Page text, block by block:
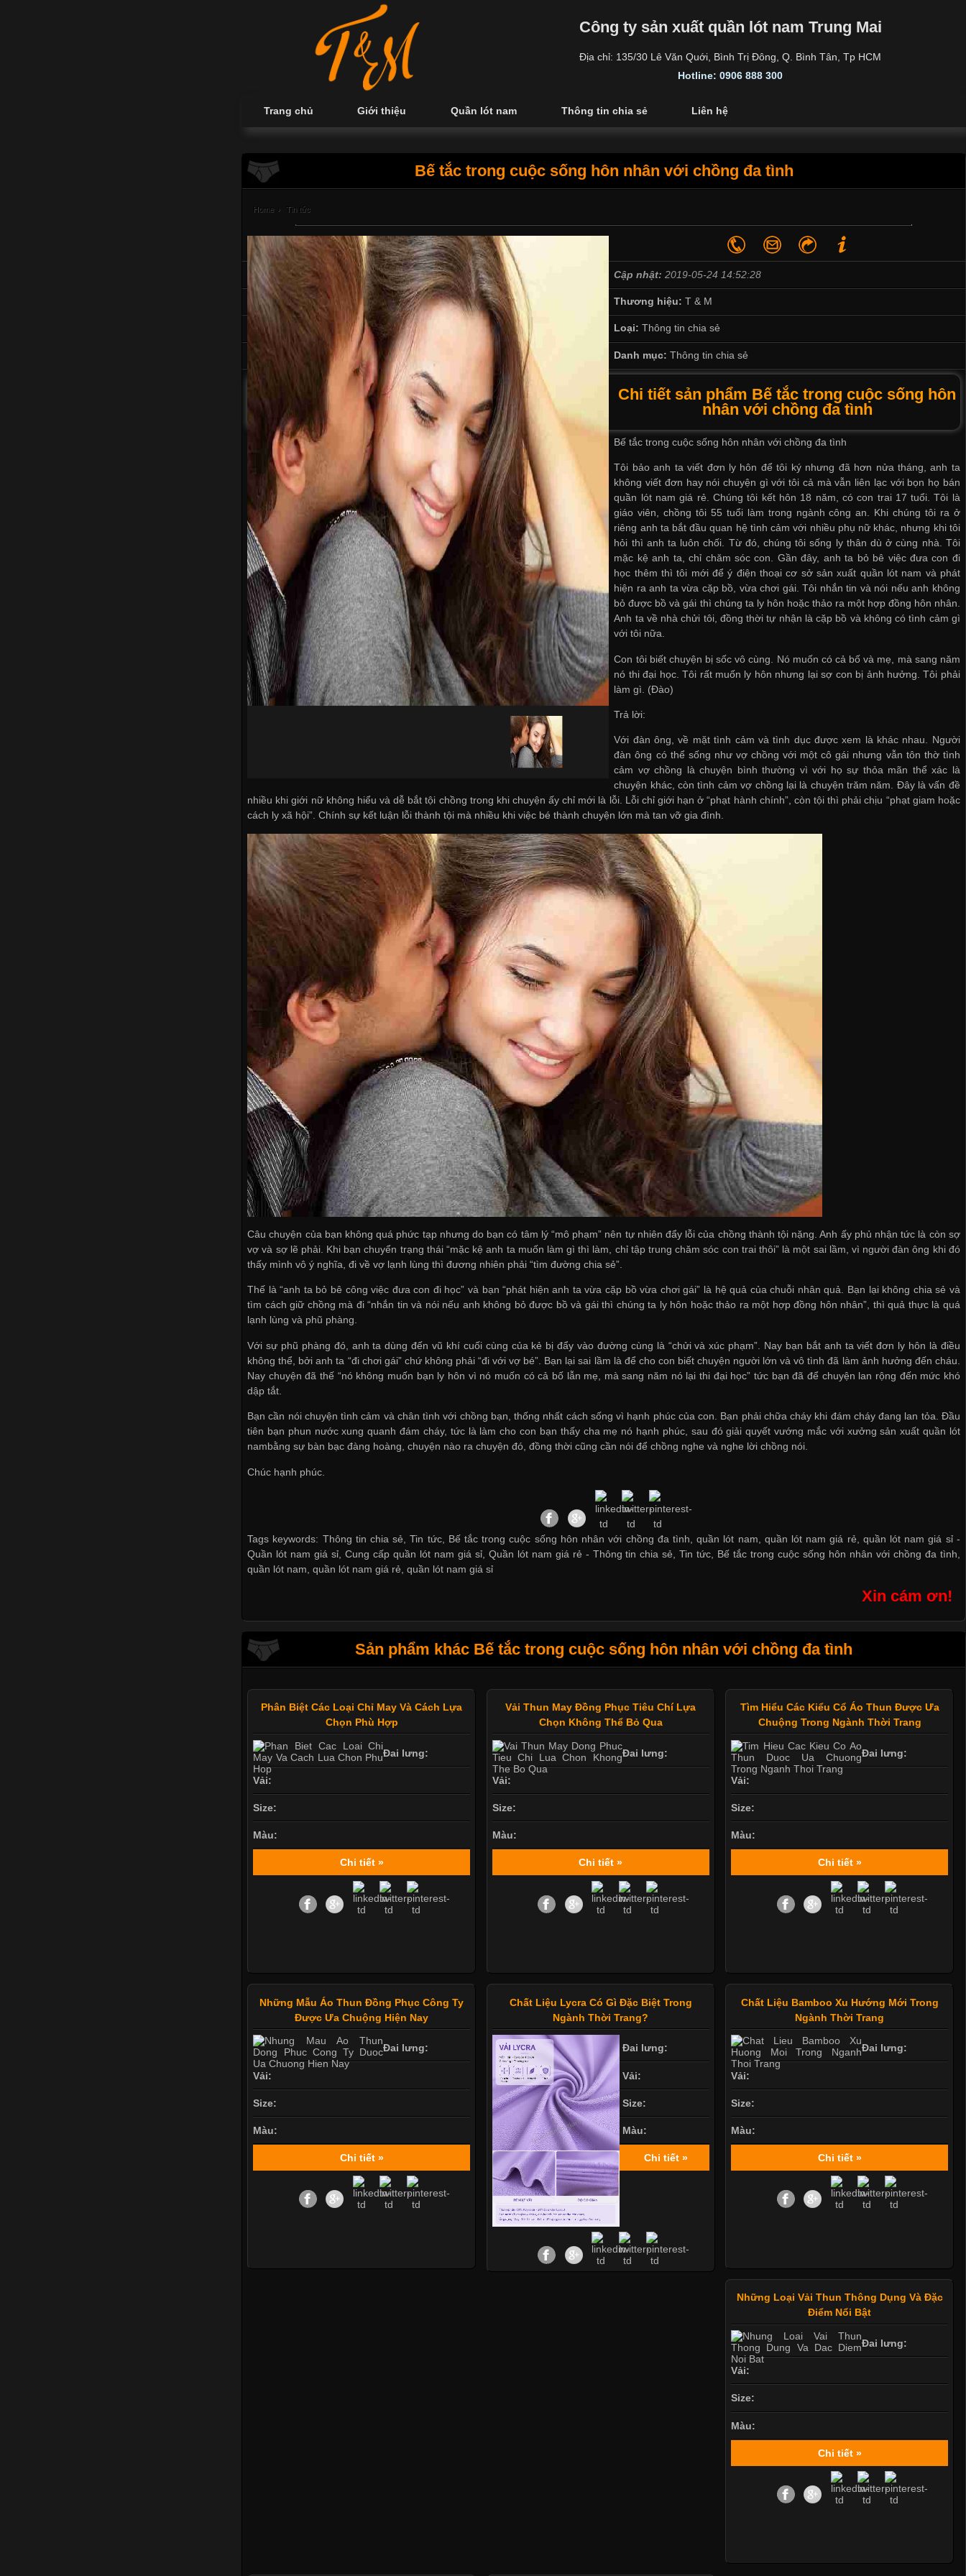
Công ty sản xuất quần lót nam Trung Mai
Địa chỉ: 135/30 Lê Văn Quới, Bình Trị Đông, Q. Bình Tân, Tp HCM
Hotline: 0906 888 300
Trang chủ Giới thiệu Quần lót nam Thông tin chia sẻ Liên hệ
Bế tắc trong cuộc sống hôn nhân với chồng đa tình
Home › Tin tức
Cập nhật: 2019-05-24 14:52:28
Thương hiệu:T & M
Loại: Thông tin chia sẻ
Danh mục: Thông tin chia sẻ
Chi tiết sản phẩm Bế tắc trong cuộc sống hôn
nhân với chồng đa tình
Bế tắc trong cuộc sống hôn nhân với chồng đa tình
Tôi bảo anh ta viết đơn ly hôn để tôi ký nhưng đã hơn nửa tháng, anh ta
không viết đơn hay nói chuyện gì với tôi cả mà vẫn liên lạc với bọn họ bán
quần lót nam giá rẻ. Chúng tôi kết hôn 18 năm, có con trai 17 tuổi. Tôi là
giáo viên, chồng tôi 55 tuổi làm trong ngành công an. Khi chúng tôi ra ở
riêng anh ta bắt đầu quan hệ tình cảm với nhiều phụ nữ khác, nhưng khi tôi
hỏi thì anh ta luôn chối. Từ đó, chúng tôi sống ly thân dù ở cùng nhà. Tôi
mặc kệ anh ta, chỉ chăm sóc con. Gần đây, anh ta bỏ bê việc đưa con đi
học thêm thì tôi mới để ý điện thoạicơ sở sản xuất quần lót nam và phát
hiện ra anh ta vừa cặp bồ, vừa chơi gái. Tôi nhắn tin và nói nếu anh không
bỏ được bồ và gái thì chúng ta ly hôn hoặc thảo ra một hợp đồng hôn nhân.
Anh ta về nhà chửi tôi, đồng thời tự nhận là cặp bồ và không có tình cảm gì
với tôi nữa.
Con tôi biết chuyện bị sốc vô cùng. Nó muốn có cả bố và mẹ, mà sang năm
nó thi đại học. Tôi rất muốn ly hôn nhưng lại sợ con bị ảnh hưởng. Tôi phải
làm gì. (Đào)
Trả lời:
Với đàn ông, về mặt tình cảm và tình dục được xem là khác nhau. Người
đàn ông có thể sống như vợ chồng với một cô gái nhưng vẫn tôn thờ tình
cảm vợ chồng là chuyện bình thường vì với họ sự thỏa mãn thể xác là
chuyện khác, còn tình cảm vợ chồng lại là chuyện trăm năm. Đây là vấn đề
nhiều khi giới nữ không hiểu và dễ bắt tội chồng trong khi chuyện ấy chỉ mới là lỗi. Lỗi chỉ giới hạn ở “phạt hành chính”, còn tội thì phải chịu “phạt giam hoặc
cách ly xã hội”. Chính sự kết luận lỗi thành tội mà nhiều khi việc bé thành chuyện lớn mà tan vỡ gia đình.
Câu chuyện của bạn không quá phức tạp nhưng do bạn có tâm lý “mô phạm” nên tự nhiên đẩy lỗi của chồng thành tội nặng. Anh ấy phủ nhận tức là còn sợ
vợ và sợ lẽ phải. Khi bạn chuyển trạng thái “mặc kệ anh ta muốn làm gì thì làm, chỉ tập trung chăm sóc con trai thôi” là một sai lầm, vì người đàn ông khi đó
thấy mình vô ý nghĩa, đi về vợ lạnh lùng thì đương nhiên phải “tìm đường chia sẻ”.
Thế là “anh ta bỏ bê công việc đưa con đi học” và bạn “phát hiện anh ta vừa cặp bồ vừa chơi gái” là hệ quả của chuỗi nhân quả. Bạn lại không chia sẻ và
tìm cách giữ chồng mà đi “nhắn tin và nói nếu anh không bỏ được bồ và gái thì chúng ta ly hôn hoặc thảo ra một hợp đồng hôn nhân”, thì quả thực là quá
lạnh lùng và phũ phàng.
Với sự phũ phàng đó, anh ta dùng đến vũ khí cuối cùng của kẻ bị đẩy vào đường cùng là “chửi và xúc phạm”. Nay bạn bắt anh ta viết đơn ly hôn là điều
không thể, bởi anh ta “đi chơi gái” chứ không phải “đi với vợ bé”. Bạn lại sai lầm là để cho con biết chuyện người lớn và vô tình đã làm ảnh hưởng đến cháu.
Nay chuyện đã thế “nó không muốn bạn ly hôn vì nó muốn có cả bố lẫn mẹ, mà sang năm nó lại thi đại học” tức bạn đã để chuyện lan rộng đến mức khó
dập tắt.
Bạn cần nói chuyện tình cảm và chân tình với chồng bạn, thống nhất cách sống vì hạnh phúc của con. Bạn phải chữa cháy khi đám cháy đang lan tỏa. Đầu
tiên bạn phun nước xung quanh đám cháy, tức là làm cho con bạn thấy cha mẹ nó hạnh phúc, sau đó giải quyết vướng mắc với xưởng sản xuất quần lót
nambằng sự bàn bạc đàng hoàng, chuyện nào ra chuyện đó, đồng thời cũng cần nói để chồng nghe và nghe lời chồng nói.
Chúc hạnh phúc.
Tags keywords: Thông tin chia sẻ, Tin tức, Bế tắc trong cuộc sống hôn nhân với chồng đa tình, quần lót nam, quần lót nam giá rẻ, quần lót nam giá sỉ -
Quần lót nam giá sỉ Cung cấp quần lót nam giá sỉ, Quần lót nam giá rẻ - Thông tin chia sẻ ,Tin tức Bế tắc trong cuộc sống hôn nhân với chồng đa tình
quần lót nam ,quần lót nam giá rẻ ,quần lót nam giá sỉ
Xin cám ơn!
Sản phẩm khác Bế tắc trong cuộc sống hôn nhân với chồng đa tình
Phân Biệt Các Loại Chỉ May Và Cách Lựa
Chọn Phù Hợp
Đai lưng:
Vải:
Size:
Màu:
Chi tiết »
Vải Thun May Đồng Phục Tiêu Chí Lựa
Chọn Không Thể Bỏ Qua
Đai lưng:
Vải:
Size:
Màu:
Chi tiết »
Tìm Hiểu Các Kiểu Cổ Áo Thun Được Ưa
Chuộng Trong Ngành Thời Trang
Đai lưng:
Vải:
Size:
Màu:
Chi tiết »
Những Mẫu Áo Thun Đồng Phục Công Ty
Được Ưa Chuộng Hiện Nay
Đai lưng:
Vải:
Size:
Màu:
Chi tiết »
Chất Liệu Lycra Có Gì Đặc Biệt Trong
Ngành Thời Trang?
Đai lưng:
Vải:
Size:
Màu:
Chi tiết »
Chất Liệu Bamboo Xu Hướng Mới Trong
Ngành Thời Trang
Đai lưng:
Vải:
Size:
Màu:
Chi tiết »
Những Loại Vải Thun Thông Dụng Và Đặc
Điểm Nổi Bật
Đai lưng:
Vải:
Size:
Màu:
Chi tiết »